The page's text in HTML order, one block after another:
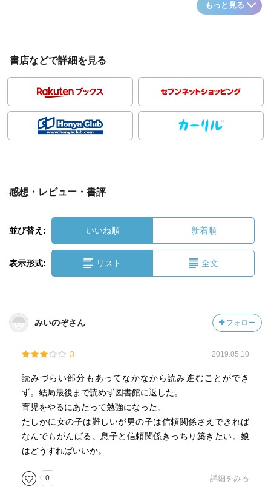
もっと見る
書店などで詳細を見る
感想・レビュー・書評
並び替え: いいね順 新着順
表示形式: リスト 全文
みいのぞさん フォロー
3 2019.05.10
読みづらい部分もあってなかなから読み進むことができ
ず。結局最後まで読めず図書館に返した。
育児をやるにあたって勉強になった。
たしかに女の子は難しいが男の子は信頼関係さえできれば
なんでもがんばる。息子と信頼関係きっちり築きたい。娘
はどうすればいいか。
0 詳細をみる